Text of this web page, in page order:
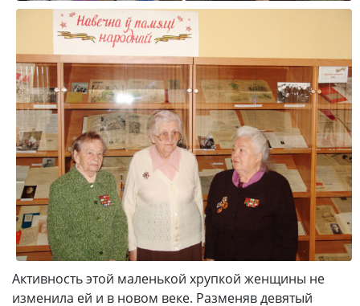
Активность этой маленькой хрупкой женщины не
изменила ей и в новом веке. Разменяв девятый